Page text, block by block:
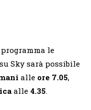
le
Sky sarà possibile
alle ore 7.05,
alle 4.35.